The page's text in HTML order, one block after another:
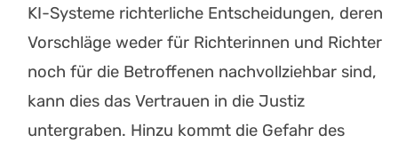
KI-Systeme richterliche Entscheidungen, deren
Vorschläge weder für Richterinnen und Richter
noch für die Betroffenen nachvollziehbar sind,
kann dies das Vertrauen in die Justiz
untergraben. Hinzu kommt die Gefahr des